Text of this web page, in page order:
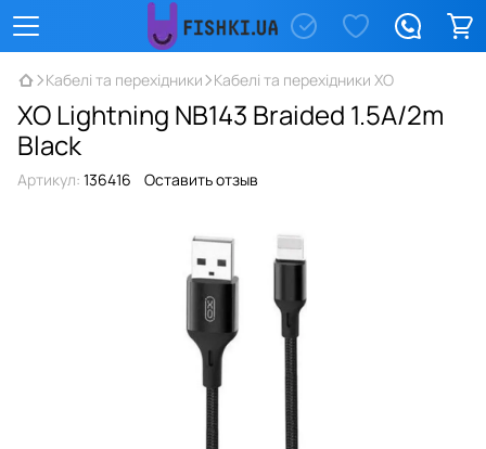
Кабелі та перехідники Кабелі та перехідники XO
XO Lightning NB143 Braided 1.5A/2m
Black
Артикул: 136416 Оставить отзыв